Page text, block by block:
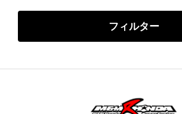
フィルター